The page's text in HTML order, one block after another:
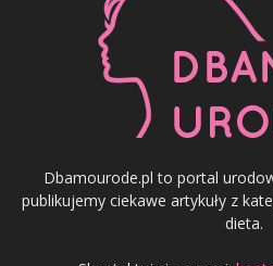
Dbamourode.pl to portal
publikujemy ciekawe artykuły z
dieta.